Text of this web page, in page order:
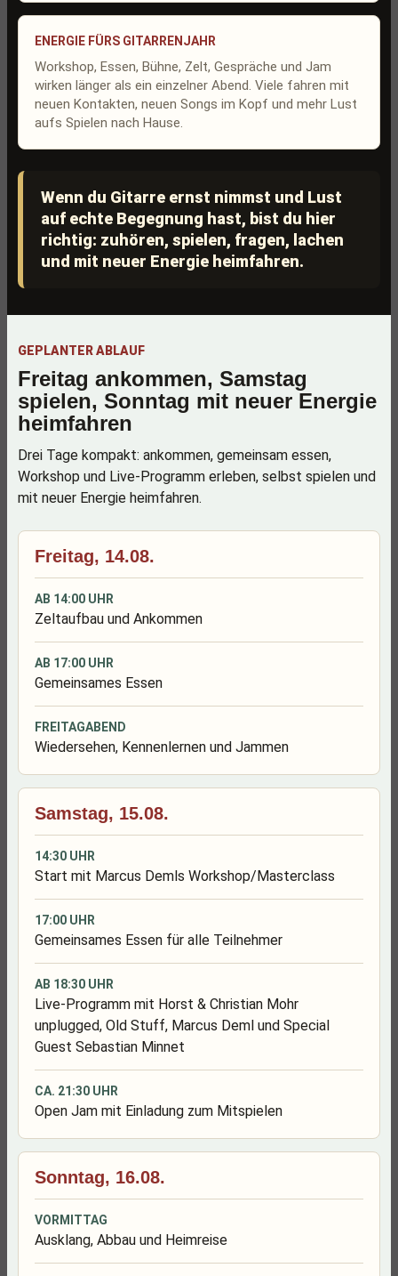
ENERGIE FÜRS GITARRENJAHR
Workshop, Essen, Bühne, Zelt, Gespräche und Jam
wirken länger als ein einzelner Abend. Viele fahren mit
neuen Kontakten, neuen Songs im Kopf und mehr Lust
aufs Spielen nach Hause.
Wenn du Gitarre ernst nimmst und Lust
auf echte Begegnung hast, bist du hier
richtig: zuhören, spielen, fragen, lachen
und mit neuer Energie heimfahren.
GEPLANTER ABLAUF
Freitag ankommen, Samstag
spielen, Sonntag mit neuer Energie
heimfahren
Drei Tage kompakt: ankommen, gemeinsam essen,
Workshop und Live-Programm erleben, selbst spielen und
mit neuer Energie heimfahren.
Freitag, 14.08.
AB 14:00 UHR
Zeltaufbau und Ankommen
AB 17:00 UHR
Gemeinsames Essen
FREITAGABEND
Wiedersehen, Kennenlernen und Jammen
Samstag, 15.08.
14:30 UHR
Start mit Marcus Demls Workshop/Masterclass
17:00 UHR
Gemeinsames Essen für alle Teilnehmer
AB 18:30 UHR
Live-Programm mit Horst & Christian Mohr
unplugged, Old Stuff, Marcus Deml und Special
Guest Sebastian Minnet
CA. 21:30 UHR
Open Jam mit Einladung zum Mitspielen
Sonntag, 16.08.
VORMITTAG
Ausklang, Abbau und Heimreise